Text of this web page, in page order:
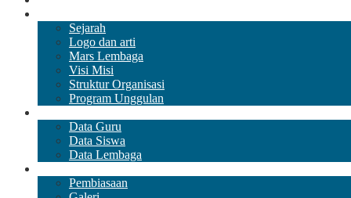
Sejarah
Logo dan arti
Mars Lembaga
Visi Misi
Struktur Organisasi
Program Unggulan
Data Guru
Data Siswa
Data Lembaga
Pembiasaan